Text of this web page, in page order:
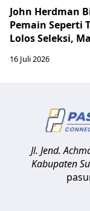
John Herdman
Pemain Seperti
Lolos Seleksi,
16 Juli 2026
Jl. Jend.
Kabupaten